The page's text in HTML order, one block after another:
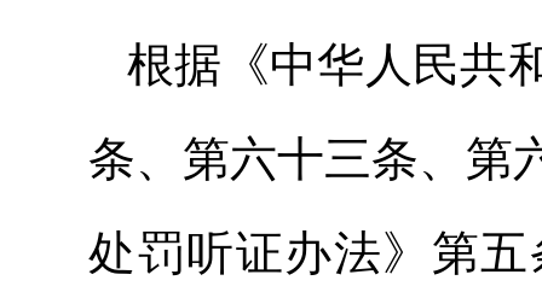
根据《中华人民共
条、第六十三条、第
处罚听证办法》第